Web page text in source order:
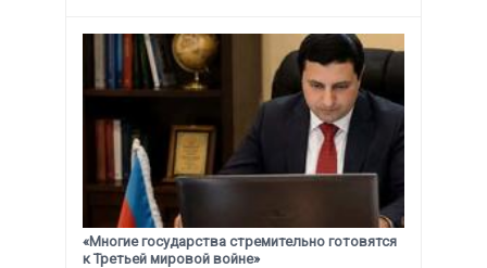
«Многие государства стремительно готовятся
к Третьей мировой войне»